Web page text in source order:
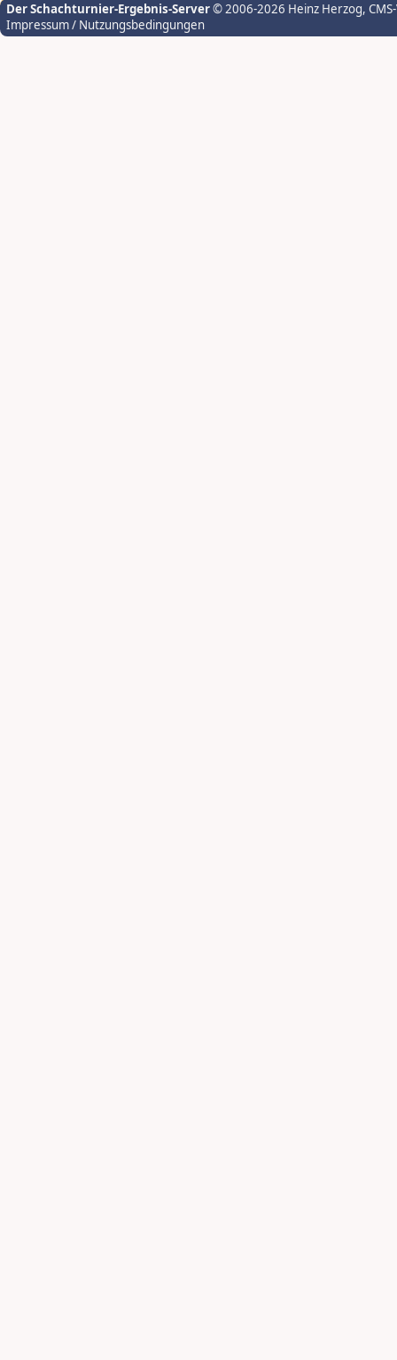
Der Schachturnier-Ergebnis-Server© 2006-2026 Heinz Herzog,
Impressum / Nutzungsbedingungen